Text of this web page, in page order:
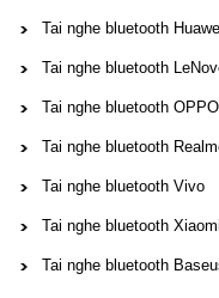
Tai nghe bluetooth
Tai nghe bluetooth
Tai nghe bluetooth OPPO
Tai nghe bluetooth
Tai nghe bluetooth Vivo
Tai nghe bluetooth Xiaomi
Tai nghe bluetooth